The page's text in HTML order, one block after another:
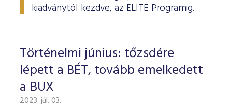
kiadványtól kezdve, az ELITE Programig.
Történelmi június: tőzsdére
lépett a BÉT, tovább emelkedett
a BUX
2023. júl. 03.